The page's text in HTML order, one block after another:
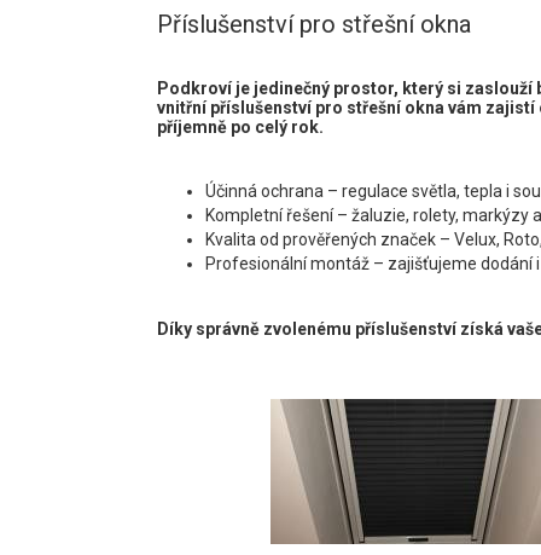
Příslušenství pro střešní okna
Podkroví je jedinečný prostor, který si zaslouží
vnitřní příslušenství pro střešní okna vám
příjemně po celý rok.
Účinná ochrana – regulace světla, tepla i
Kompletní řešení – žaluzie, rolety, markýzy
Kvalita od prověřených značek – Velux,
Profesionální montáž – zajišťujeme dodání
Díky správně zvolenému příslušenství získá